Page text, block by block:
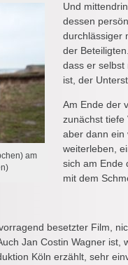
am
Und
dessen
durchlässiger
der
dass er selbst
ist, der
Am Ende der
zunächst tiefe
aber dann ein
weiterleben,
sich am Ende
mit dem
besetzter Film,
Jan Costin Wagner ist,
Köln erzählt, sehr